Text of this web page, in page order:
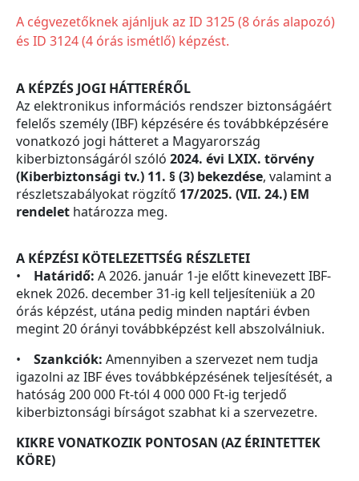
A cégvezetőknek ajánljuk az ID 3125 (8 órás alapozó)
és ID 3124 (4 órás ismétlő) képzést.
A KÉPZÉS JOGI HÁTTERÉRŐL
Az elektronikus információs rendszer biztonságáért
felelős személy (IBF) képzésére és továbbképzésére
vonatkozó jogi hátteret a Magyarország
kiberbiztonságáról szóló 2024. évi LXIX. törvény
(Kiberbiztonsági tv.) 11. § (3) bekezdése, valamint a
részletszabályokat rögzítő 17/2025. (VII. 24.) EM
rendelet határozza meg.
A KÉPZÉSI KÖTELEZETTSÉG RÉSZLETEI
• Határidő: A 2026. január 1-je előtt kinevezett IBF-
eknek 2026. december 31-ig kell teljesíteniük a 20
órás képzést, utána pedig minden naptári évben
megint 20 órányi továbbképzést kell abszolválniuk.
• Szankciók: Amennyiben a szervezet nem tudja
igazolni az IBF éves továbbképzésének teljesítését, a
hatóság 200 000 Ft-tól 4 000 000 Ft-ig terjedő
kiberbiztonsági bírságot szabhat ki a szervezetre.
KIKRE VONATKOZIK PONTOSAN (AZ ÉRINTETTEK
KÖRE)